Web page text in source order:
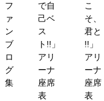
フ
ァ
ン
ブ
ロ
グ
集
で自
己ベ
ス
ト!!」
アリ
ーナ
座席
表
こ
そ、
君と
!!」
アリ
ーナ
座席
表